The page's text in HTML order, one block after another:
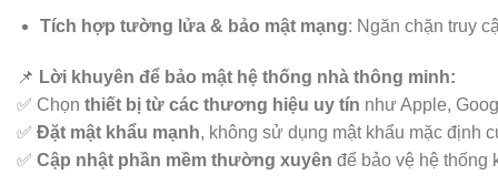
Tích hợp tường lửa & bảo mật mạng: Ngăn chặn truy
📌 Lời khuyên để bảo mật hệ thống nhà thông minh:
✅ Chọn thiết bị từ các thương hiệu uy tín như Apple,
✅ Đặt mật khẩu mạnh, không sử dụng mật khẩu mặc định
✅ Cập nhật phần mềm thường xuyên để bảo vệ hệ thống